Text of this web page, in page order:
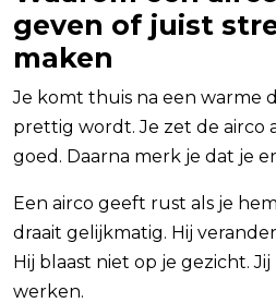
geven of juist
maken
Je komt thuis na een warme
prettig wordt. Je zet de airco
goed. Daarna merk je dat je
Een airco geeft rust als je
draait gelijkmatig. Hij
Hij blaast niet op je gezicht.
werken.